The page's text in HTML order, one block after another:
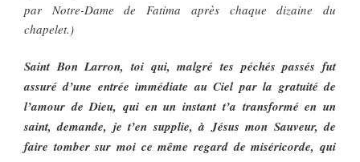
par Notre-Dame de Fatima après chaque dizaine du
chapelet.)
Saint Bon Larron, toi qui, malgré tes péchés passés fut
assuré d’une entrée immédiate au Ciel par la gratuité de
l’amour de Dieu, qui en un instant t’a transformé en un
saint, demande, je t’en supplie, à Jésus mon Sauveur, de
faire tomber sur moi ce même regard de miséricorde, qui